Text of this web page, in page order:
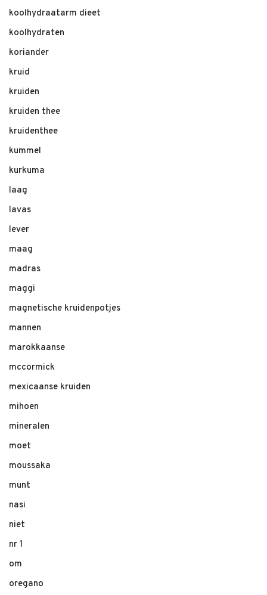
koolhydraatarm dieet
koolhydraten
koriander
kruid
kruiden
kruiden thee
kruidenthee
kummel
kurkuma
laag
lavas
lever
maag
madras
maggi
magnetische kruidenpotjes
mannen
marokkaanse
mccormick
mexicaanse kruiden
mihoen
mineralen
moet
moussaka
munt
nasi
niet
nr 1
om
oregano